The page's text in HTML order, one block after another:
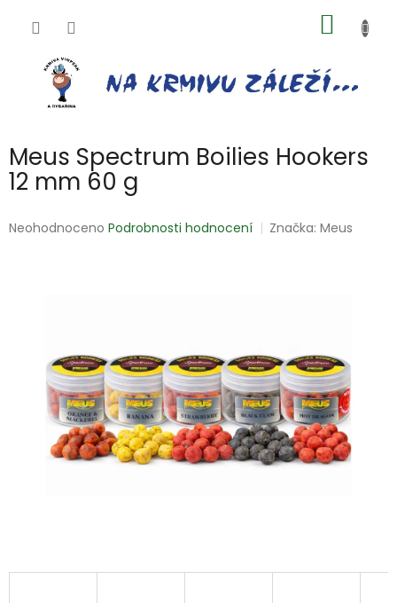
KOŠÍK
Meus Spectrum Boilies Hookers
12 mm 60 g
Průměrné
Neohodnoceno Podrobnosti hodnocení Značka:Meus